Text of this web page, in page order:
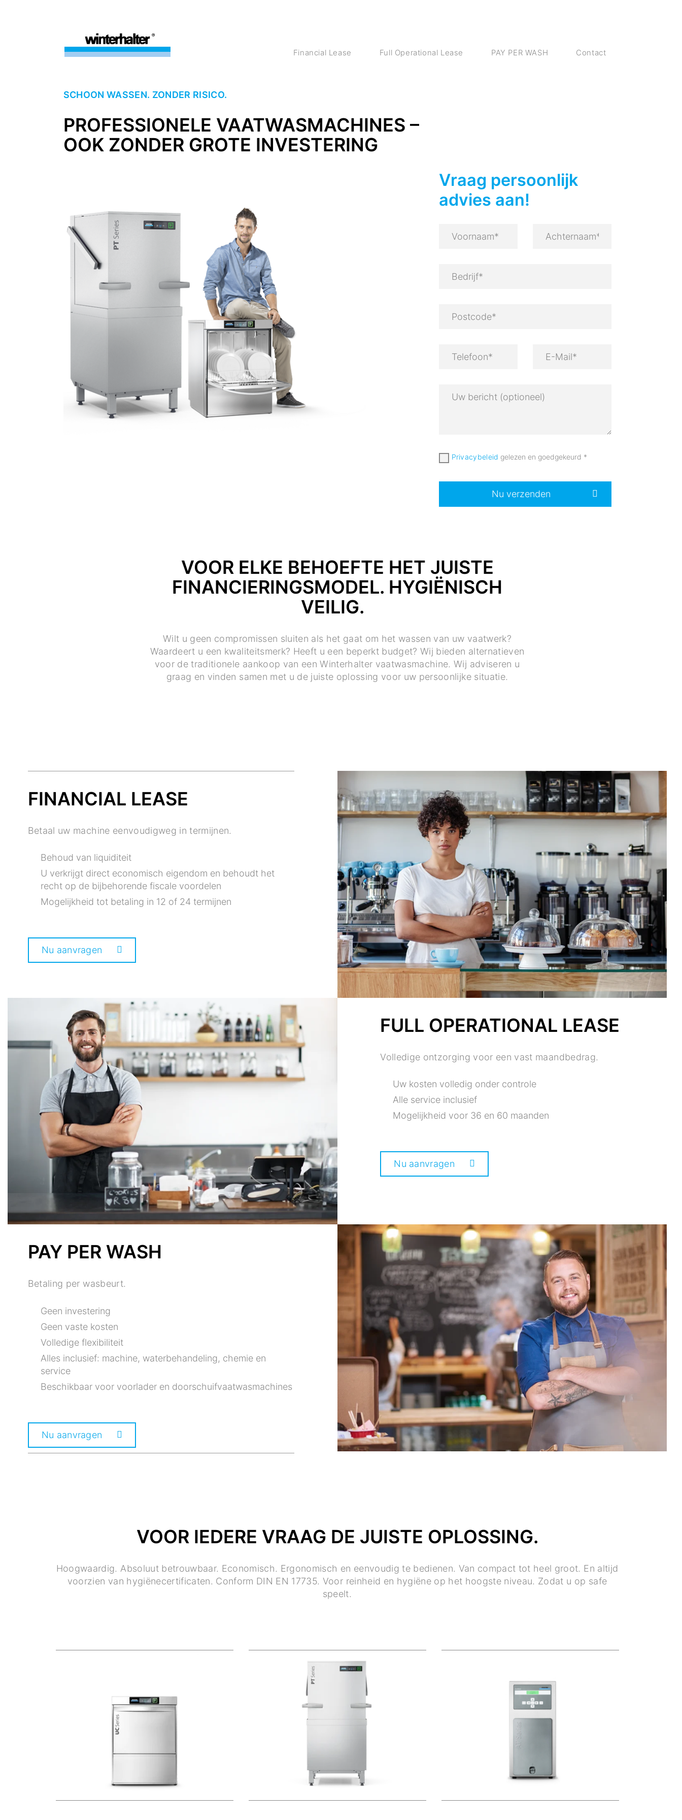
Financial Lease Full Operational Lease PAY PER WASH Contact
SCHOON WASSEN. ZONDER RISICO.
PROFESSIONELE VAATWASMACHINES –
OOK ZONDER GROTE INVESTERING
Vraag persoonlijk
advies aan!
Privacybeleid gelezen en goedgekeurd *
Nu verzenden
VOOR ELKE BEHOEFTE HET JUISTE
FINANCIERINGSMODEL. HYGIËNISCH
VEILIG.
Wilt u geen compromissen sluiten als het gaat om het wassen van uw vaatwerk?
Waardeert u een kwaliteitsmerk? Heeft u een beperkt budget? Wij bieden alternatieven
voor de traditionele aankoop van een Winterhalter vaatwasmachine. Wij adviseren u
graag en vinden samen met u de juiste oplossing voor uw persoonlijke situatie.
FINANCIAL LEASE
Betaal uw machine eenvoudigweg in termijnen.
Behoud van liquiditeit
U verkrijgt direct economisch eigendom en behoudt het
recht op de bijbehorende fiscale voordelen
Mogelijkheid tot betaling in 12 of 24 termijnen
Nu aanvragen
FULL OPERATIONAL LEASE
Volledige ontzorging voor een vast maandbedrag.
Uw kosten volledig onder controle
Alle service inclusief
Mogelijkheid voor 36 en 60 maanden
Nu aanvragen
PAY PER WASH
Betaling per wasbeurt.
Geen investering
Geen vaste kosten
Volledige flexibiliteit
Alles inclusief: machine, waterbehandeling, chemie en
service
Beschikbaar voor voorlader en doorschuifvaatwasmachines
Nu aanvragen
VOOR IEDERE VRAAG DE JUISTE OPLOSSING.
Hoogwaardig. Absoluut betrouwbaar. Economisch. Ergonomisch en eenvoudig te bedienen. Van compact tot heel groot. En altijd
voorzien van hygiënecertificaten. Conform DIN EN 17735. Voor reinheid en hygiëne op het hoogste niveau. Zodat u op safe
speelt.